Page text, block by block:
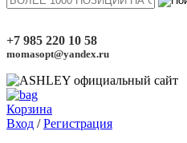
+7 985 220 10 58
momasopt@yandex.ru
Корзина
Вход /Регистрация